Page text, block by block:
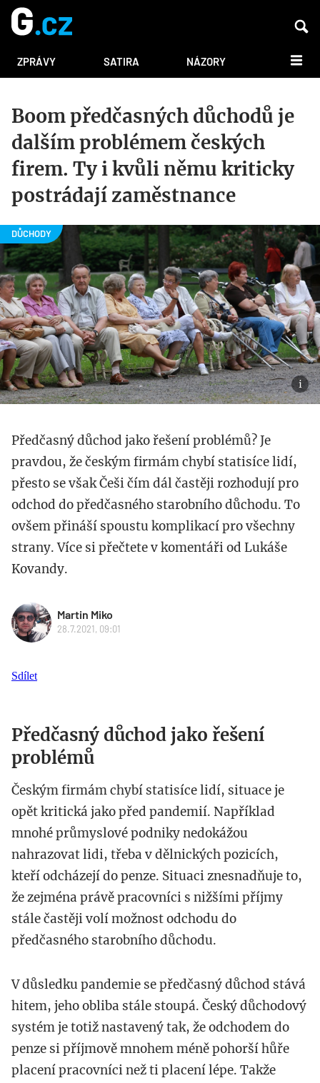
ZPRÁVY SATIRA NÁZORY DALŠÍ
Boom předčasných důchodů je
dalším problémem českých
firem. Ty i kvůli němu kriticky
postrádají zaměstnance
Předčasný důchod jako řešení problémů? Je
pravdou, že českým firmám chybí statisíce lidí,
přesto se však Češi čím dál častěji rozhodují pro
odchod do předčasného starobního důchodu. To
ovšem přináší spoustu komplikací pro všechny
strany. Více si přečtete v komentáři od Lukáše
Kovandy.
Martin Miko
28.7.2021, 09:01
Sdílet
Předčasný důchod jako řešení
problémů
Českým firmám chybí statisíce lidí, situace je
opět kritická jako před pandemií. Například
mnohé průmyslové podniky nedokážou
nahrazovat lidi, třeba v dělnických pozicích,
kteří odcházejí do penze. Situaci znesnadňuje to,
že zejména právě pracovníci s nižšími příjmy
stále častěji volí možnost odchodu do
předčasného starobního důchodu.
V důsledku pandemie se předčasný důchod stává
hitem, jeho obliba stále stoupá. Český důchodový
systém je totiž nastavený tak, že odchodem do
penze si příjmově mnohem méně pohorší hůře
placení pracovníci než ti placení lépe. Takže